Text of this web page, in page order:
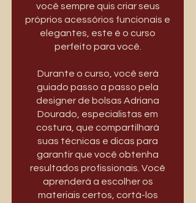
você sempre quis criar seus
próprios acessórios funcionais e
elegantes, este é o curso
perfeito para você.
Durante o curso, você será
guiado passo a passo pela
designer de bolsas Adriana
Dourado, especialistas em
costura, que compartilhará
suas técnicas e dicas para
garantir que você obtenha
resultados profissionais. Você
aprenderá a escolher os
materiais certos, cortá-los